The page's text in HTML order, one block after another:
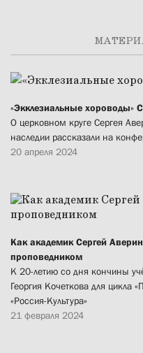
«Экклезиальные хороводы»
О церковном круге Сергея
наследии рассказали на
20 апреля 2024
Как академик Сергей
проповедником
К 20-летию со дня кончины
Георгия Кочеткова для цикла
«Россия-Культура»
21 февраля 2024